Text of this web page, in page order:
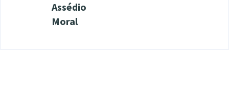
Assédio
Moral